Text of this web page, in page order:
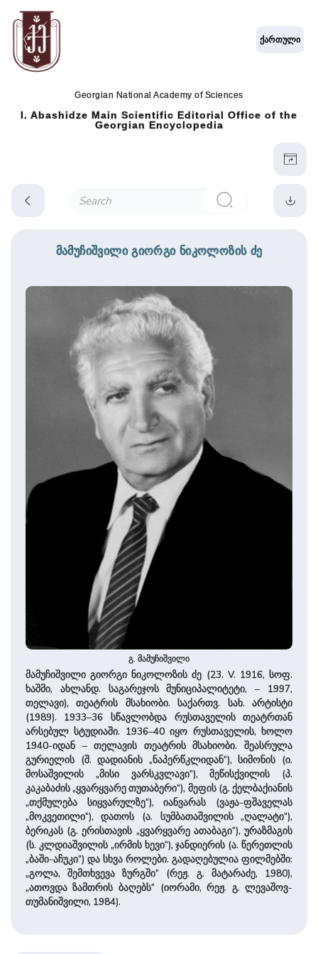
Georgian National Academy of Sciences
I. Abashidze Main Scientific Editorial Office of the
Georgian Encyclopedia
ქართული
მამუჩიშვილი გიორგი ნიკოლოზის ძე
გ. მამუჩიშვილი
მამუჩიშვილი გიორგი ნიკოლოზის ძე (23. V. 1916, სოფ.
ხაშმი, ახლანდ. საგარეჯოს მუნიციპალიტეტი, – 1997,
თელავი), თეატრის მსახიობი. საქართვ. სახ. არტისტი
(1989). 1933–36 სწავლობდა რუსთაველის თეატრთან
არსებულ სტუდიაში. 1936–40 იყო რუსთაველის, ხოლო
1940-იდან – თელავის თეატრის მსახიობი. შეასრულა
გურიელის (შ. დადიანის „ნაპერწკლიდან“), სიმონის (ი.
მოსაშვილის „მისი ვარსკვლავი“), მეწისქვილის (პ.
კაკაბაძის „ყვარყვარე თუთაბერი“), მეფის (გ. ქელბაქიანის
„თქმულება სიყვარულზე“), იანვარას (ვაჟა-ფშაველას
„მოკვეთილი“), დათოს (ა. სუმბათაშვილის „ღალატი“),
ბერიკას (გ. ერისთავის „ყვარყვარე ათაბაგი“), ურაზმაგის
(ს. კლდიაშვილის „ირმის ხევი“), ჯანდიერის (ა. წერეთლის
„ბაში-აჩუკი“) და სხვა როლები. გადაღებულია ფილმებში:
„გოლა, შემთხვევა ზურგში“ (რეჟ. გ. მატარაძე, 1980),
„ათოვდა ზამთრის ბაღებს“ (იორამი, რეჟ. გ. ლევაშოვ-
თუმანიშვილი, 1984).